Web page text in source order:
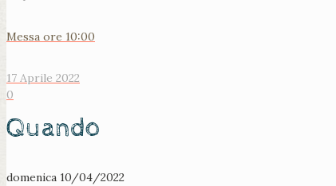
Messa ore 10:00
17 Aprile 2022
0
Quando
domenica 10/04/2022